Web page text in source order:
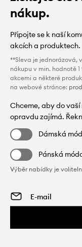
nákup.
Připojte se k naší
akcích a produktech.
**Sleva je jednorázová,
nákupu v min. hodnotě
akcemi a některé
na webové stránce:
Chceme, aby do
opravdu zajímá.
Dámská
Pánská
Výběr nabídky je